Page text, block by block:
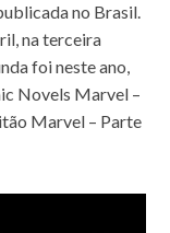
no Brasil.
na terceira
foi neste ano,
Novels Marvel –
Marvel – Parte